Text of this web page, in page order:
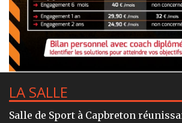
LA SALLE
Salle de Sport à Capbreton